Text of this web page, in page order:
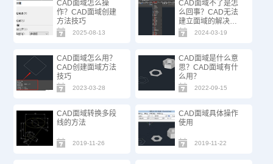
CAD面域怎么操
作？CAD面域创建
方法技巧
2025-08-13
CAD面域不了是怎
么回事？CAD无法
建立面域的解决方
法
2024-03-19
CAD面域怎么用？
CAD创建面域方法
技巧
2023-03-28
CAD面域是什么意
思？CAD面域有什
么用？
2022-09-15
CAD面域转换多段
线的方法
2019-11-26
CAD面域具体操作
使用
2019-11-22